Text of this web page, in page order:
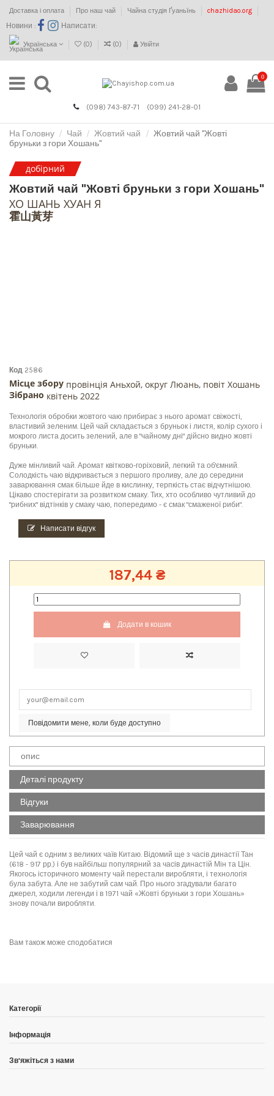
Доставка і оплата Про наш чай Чайна студія Ґуаньїнь chazhidao.org
Новини : Написати:
Українська (0) (0) Увійти
0
(098) 743-87-71 (099) 241-28-01
На Головну Чай Жовтий чай
Жовтий чай "Жовті
бруньки з гори Хошань"
добірний
Жовтий чай "Жовті бруньки з гори Хошань"
ХО ШАНЬ ХУАН Я
霍山黃芽
Код 2586
Місце збору провінція Аньхой, округ Люань, повіт Хошань
Зібрано квітень 2022
Технологія обробки жовтого чаю прибирає з нього аромат свіжості,
властивий зеленим. Цей чай складається з бруньок і листя, колір сухого і
мокрого листа досить зелений, але в "чайному дні" дійсно видно жовті
бруньки.
Дуже мінливий чай. Аромат квітково-горіховий, легкий та об'ємний.
Солодкість чаю відкривається з першого проливу, але до середини
заварювання смак більше йде в кислинку, терпкість стає відчутнішою.
Цікаво спостерігати за розвитком смаку. Тих, хто особливо чутливий до
"рибних" відтінків у смаку чаю, попередимо - є смак "смаженої риби".
Написати відгук
187,44 ₴
Додати в кошик
Повідомити мене, коли буде доступно
опис
Деталі продукту
Відгуки
Заварювання
Цей чай є одним з великих чаїв Китаю. Відомий ще з часів династії Тан
(618 - 917 рр.) і був найбільш популярний за часів династій Мін та Цін.
Якогось історичного моменту чай перестали виробляти, і технологія
була забута. Але не забутий сам чай. Про нього згадували багато
джерел, ходили легенди і в 1971 чай «Жовті бруньки з гори Хошань»
знову почали виробляти.
Провінція
Звучання китайською
за повільним розкриттям листка або «танцем» бруньок, тому воліють
ґайвані
Вам також може сподобатися
Категорії
Інформація
Зв'яжіться з нами